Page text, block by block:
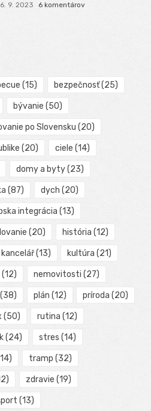
6. 9. 2023 6 komentárov
(15) bezpečnosť(25)
bývanie (50)
po Slovensku (20)
(20) ciele (14)
domy a byty(23)
(87) dych (20)
integrácia (13)
(20) história (12)
kancelář(13) kultúra (21)
(12) nemovitosti (27)
plán (12) príroda (20)
(50) rutina (12)
(24) stres (14)
tramp (32)
zdravie (19)
(13)